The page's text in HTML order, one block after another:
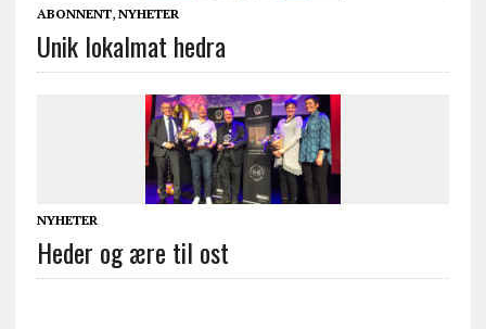
ABONNENT, NYHETER
Unik lokalmat hedra
NYHETER
Heder og ære til ost